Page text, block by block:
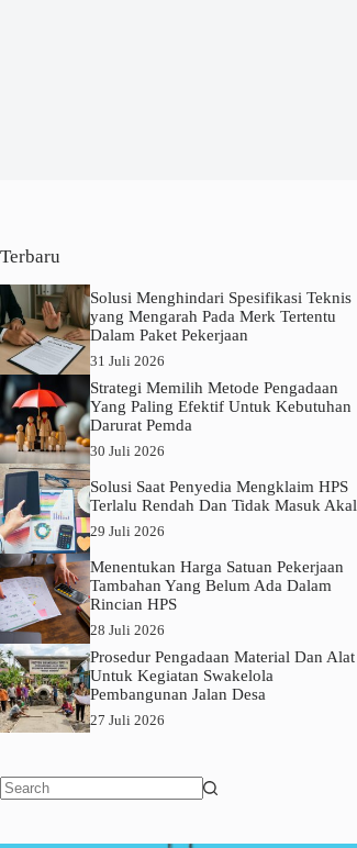
Terbaru
Solusi Menghindari Spesifikasi Teknis
yang Mengarah Pada Merk Tertentu
Dalam Paket Pekerjaan
31 Juli 2026
Strategi Memilih Metode Pengadaan
Yang Paling Efektif Untuk Kebutuhan
Darurat Pemda
30 Juli 2026
Solusi Saat Penyedia Mengklaim HPS
Terlalu Rendah Dan Tidak Masuk Akal
29 Juli 2026
Menentukan Harga Satuan Pekerjaan
Tambahan Yang Belum Ada Dalam
Rincian HPS
28 Juli 2026
Prosedur Pengadaan Material Dan Alat
Untuk Kegiatan Swakelola
Pembangunan Jalan Desa
27 Juli 2026